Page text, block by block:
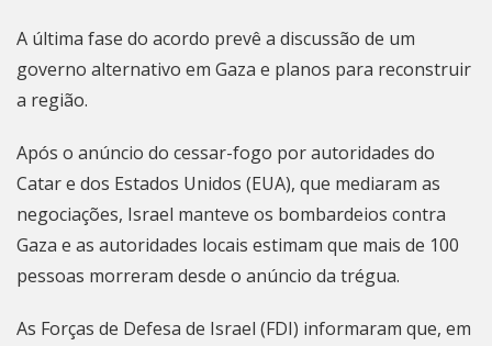
A última fase do acordo prevê a discussão de um
governo alternativo em Gaza e planos para reconstruir
a região.
Após o anúncio do cessar-fogo por autoridades do
Catar e dos Estados Unidos (EUA), que mediaram as
negociações, Israel manteve os bombardeios contra
Gaza e as autoridades locais estimam que mais de 100
pessoas morreram desde o anúncio da trégua.
As Forças de Defesa de Israel (FDI) informaram que, em